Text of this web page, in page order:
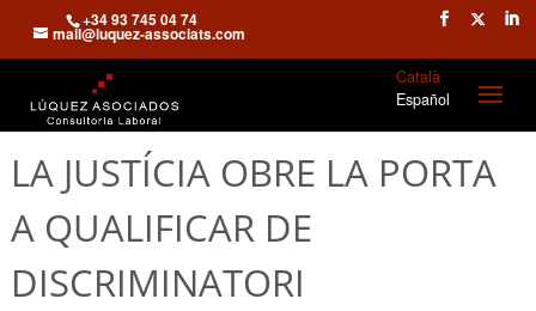
+34 93 745 04 74
mail@luquez-associats.com
Català
Español
LA JUSTÍCIA OBRE LA PORTA
A QUALIFICAR DE
DISCRIMINATORI